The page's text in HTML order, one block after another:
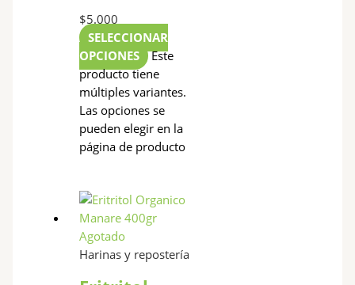
$5.000
SELECCIONAR
OPCIONES
Este
producto tiene
múltiples variantes.
Las opciones se
pueden elegir en la
página de producto
Agotado
Harinas y repostería